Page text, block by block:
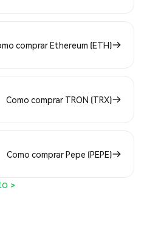
comprar Ethereum (ETH)
Como comprar TRON (TRX)
Como comprar Pepe (PEPE)
>